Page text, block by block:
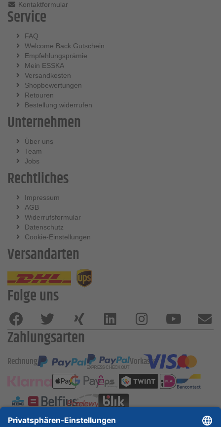
Kontaktformular
Service
FAQ
Welcome Back Gutschein
Empfehlungsprämie
Mein ESSKA
Versandkosten
Shopbewertungen
Retouren
Bestellung widerrufen
Unternehmen
Über uns
Team
Jobs
Rechtliches
Impressum
AGB
Widerrufsformular
Datenschutz
Cookie-Einstellungen
Versandarten
Folge uns
Zahlungsarten
Rechnung Vorkasse
ESSKA International